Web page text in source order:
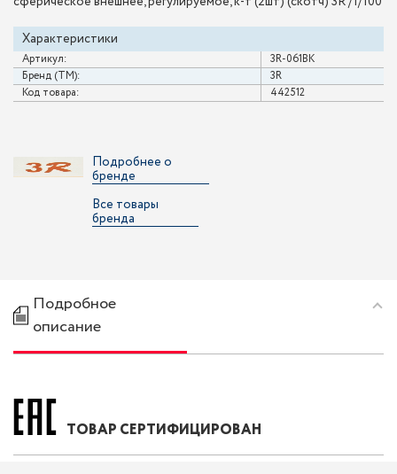
Характеристики
Артикул:
3R-061BK
Бренд (ТМ):
3R
Код товара:
442512
Подробнее о
бренде
Все товары
бренда
Подробное
описание
ТОВАР СЕРТИФИЦИРОВАН